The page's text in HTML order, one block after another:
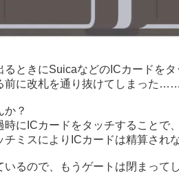
ときにSuicaなどのICカードをタ
前に改札を通り抜けてしまった……
か？
にICカードをタッチすることで
ミスによりICカードは精算され
いるので、もうゲートは閉まって